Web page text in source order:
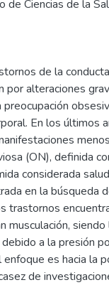
Ciencias de la
de la
por alteraciones
preocupación
En los últimos
(ON), definida
considerada
en la búsqueda
trastornos
musculación,
a la presión
es hacia la
de